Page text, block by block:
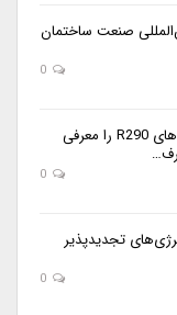
صنعت ساختمان
دایکین نسل جدید هیت‌پمپ‌های R290 را معرفی
تجدیدپذیر